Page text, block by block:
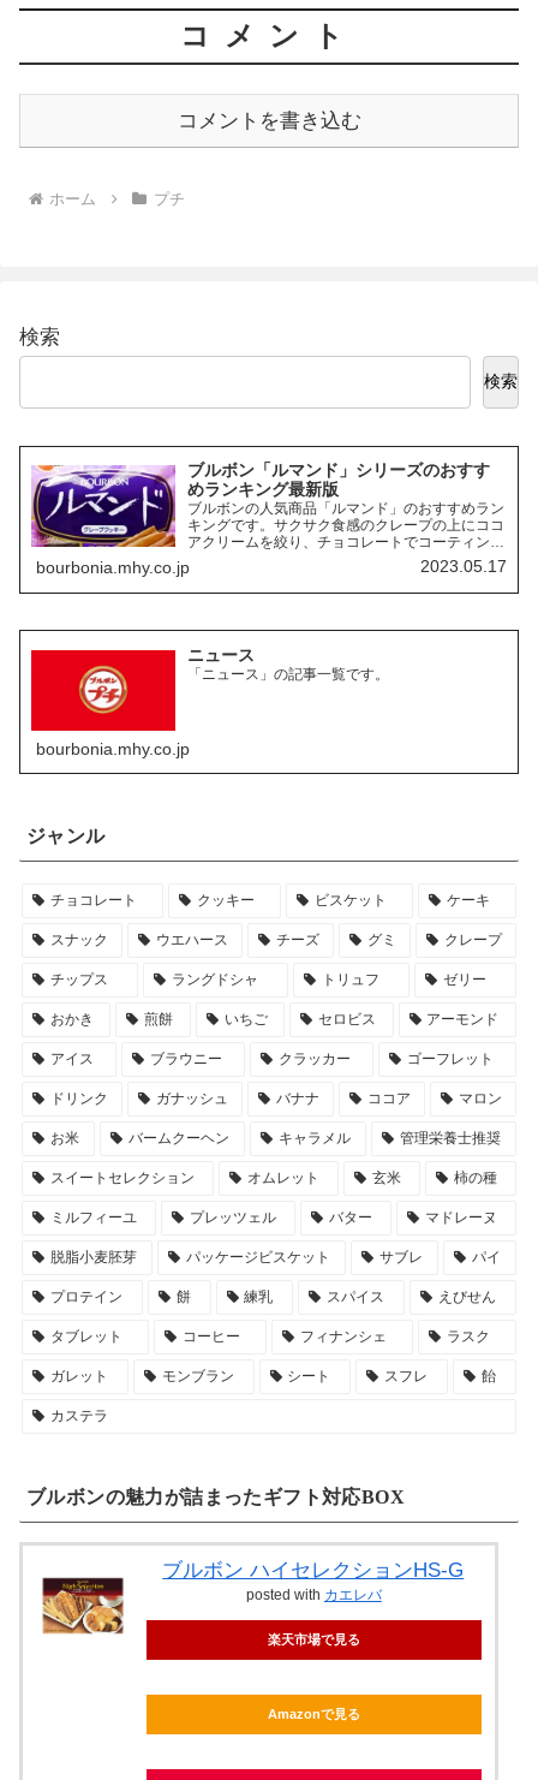
コメント
コメントを書き込む
ホーム プチ
検索
検索
ブルボン「ルマンド」シリーズのおすす
めランキング最新版
ブルボンの人気商品「ルマンド」のおすすめラン
キングです。サクサク食感のクレープの上にココ
アクリームを絞り、チョコレートでコーティング
したお菓子「ルマンド」には、様々なフレーバー
の商品があります。ここでは、その中でも特にお
すすめの商品を3つご紹介します。
bourbonia.mhy.co.jp 2023.05.17
ニュース
「ニュース」の記事一覧です。
bourbonia.mhy.co.jp
ジャンル
チョコレート クッキー ビスケット ケーキ
スナック ウエハース チーズ グミ クレープ
チップス ラングドシャ トリュフ ゼリー
おかき 煎餅 いちご セロビス アーモンド
アイス ブラウニー クラッカー ゴーフレット
ドリンク ガナッシュ バナナ ココア マロン
お米 バームクーヘン キャラメル 管理栄養士推奨
スイートセレクション オムレット 玄米 柿の種
ミルフィーユ プレッツェル バター マドレーヌ
脱脂小麦胚芽 パッケージビスケット サブレ パイ
プロテイン 餅 練乳 スパイス えびせん
タブレット コーヒー フィナンシェ ラスク
ガレット モンブラン シート スフレ 飴
カステラ
ブルボンの魅力が詰まったギフト対応BOX
ブルボン ハイセレクションHS-G
posted with カエレバ
楽天市場で見る
Amazonで見る